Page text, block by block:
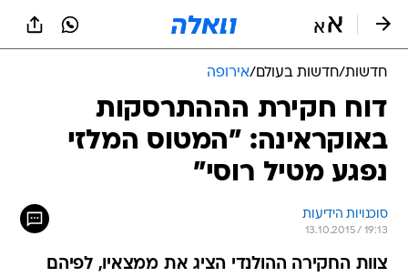
חדשות/חדשות בעולם/אירופה
דוח חקירת הההתרסקות
באוקראינה: "המטוס המלזי
נפגע מטיל רוסי"
סוכנויות הידיעות
13.10.2015 / 19:13
צוות החקירה ההולנדי הציג את ממצאיו, לפיהם